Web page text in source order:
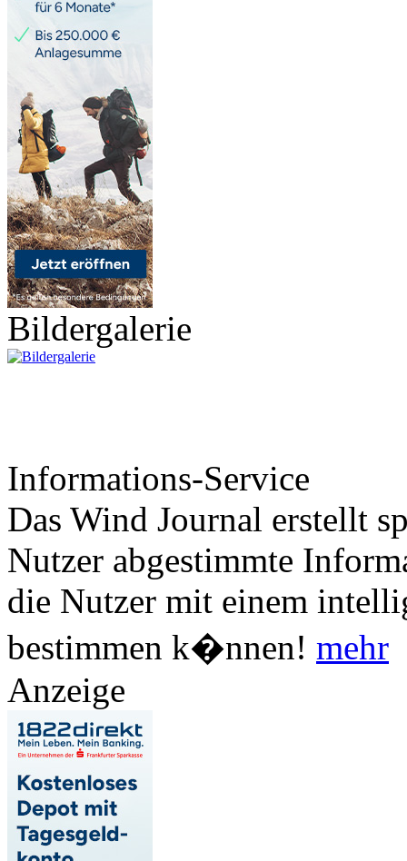
Bildergalerie
Informations-Service
Das Wind Journal erstellt
Nutzer abgestimmte
die Nutzer mit einem
bestimmen k�nnen! mehr
Anzeige